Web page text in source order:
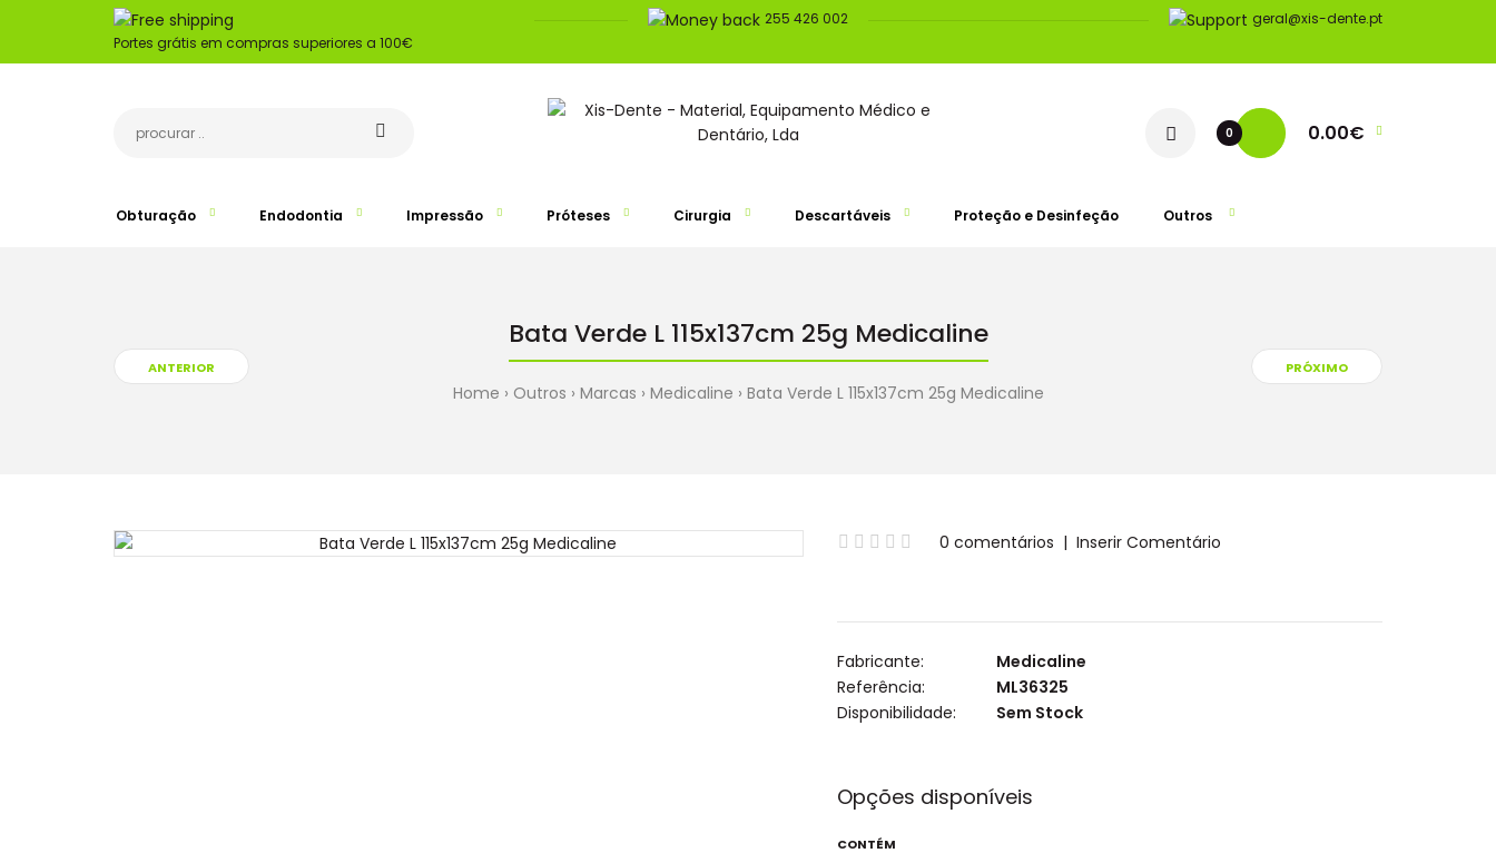
Portes grátis em compras superiores a 100€
255 426 002 geral@xis-dente.pt
0 0.00€
Obturação Endodontia Impressão Próteses Cirurgia Descartáveis Proteção e Desinfeção Outros
ANTERIOR
Bata Verde L 115x137cm 25g Medicaline
Home Outros Marcas Medicaline Bata Verde L 115x137cm 25g Medicaline
PRÓXIMO
0 comentários | Inserir Comentário
Fabricante:
Medicaline
Referência:
ML36325
Disponibilidade:
Sem Stock
Opções disponíveis
CONTÉM